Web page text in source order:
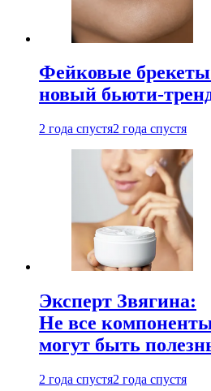
Фейковые
новый бьюти-
2 года спустя2 года спустя
Эксперт Звягина:
Не все
могут быть
2 года спустя2 года спустя